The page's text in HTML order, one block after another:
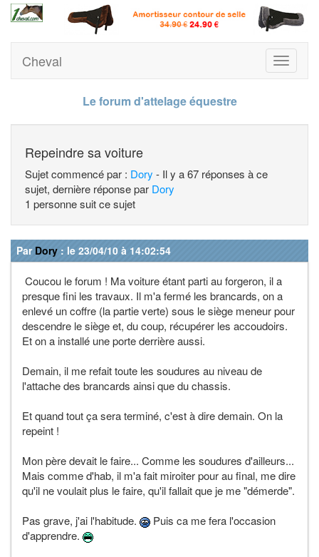
Toggle
Cheval
Le forum d'attelage équestre
Repeindre sa voiture
Sujet commencé par : Dory - Il y a 67 réponses à ce
sujet, dernière réponse par Dory
1 personne suit ce sujet
Par Dory : le 23/04/10 à 14:02:54
Coucou le forum ! Ma voiture étant parti au forgeron, il a
presque fini les travaux. Il m'a fermé les brancards, on a
enlevé un coffre (la partie verte) sous le siège meneur pour
descendre le siège et, du coup, récupérer les accoudoirs.
Et on a installé une porte derrière aussi.
Demain, il me refait toute les soudures au niveau de
l'attache des brancards ainsi que du chassis.
Et quand tout ça sera terminé, c'est à dire demain. On la
repeint !
Mon père devait le faire... Comme les soudures d'ailleurs...
Mais comme d'hab, il m'a fait miroiter pour au final, me dire
qu'il ne voulait plus le faire, qu'il fallait que je me "démerde".
Pas grave, j'ai l'habitude.
Puis ca me fera l'occasion
d'apprendre.